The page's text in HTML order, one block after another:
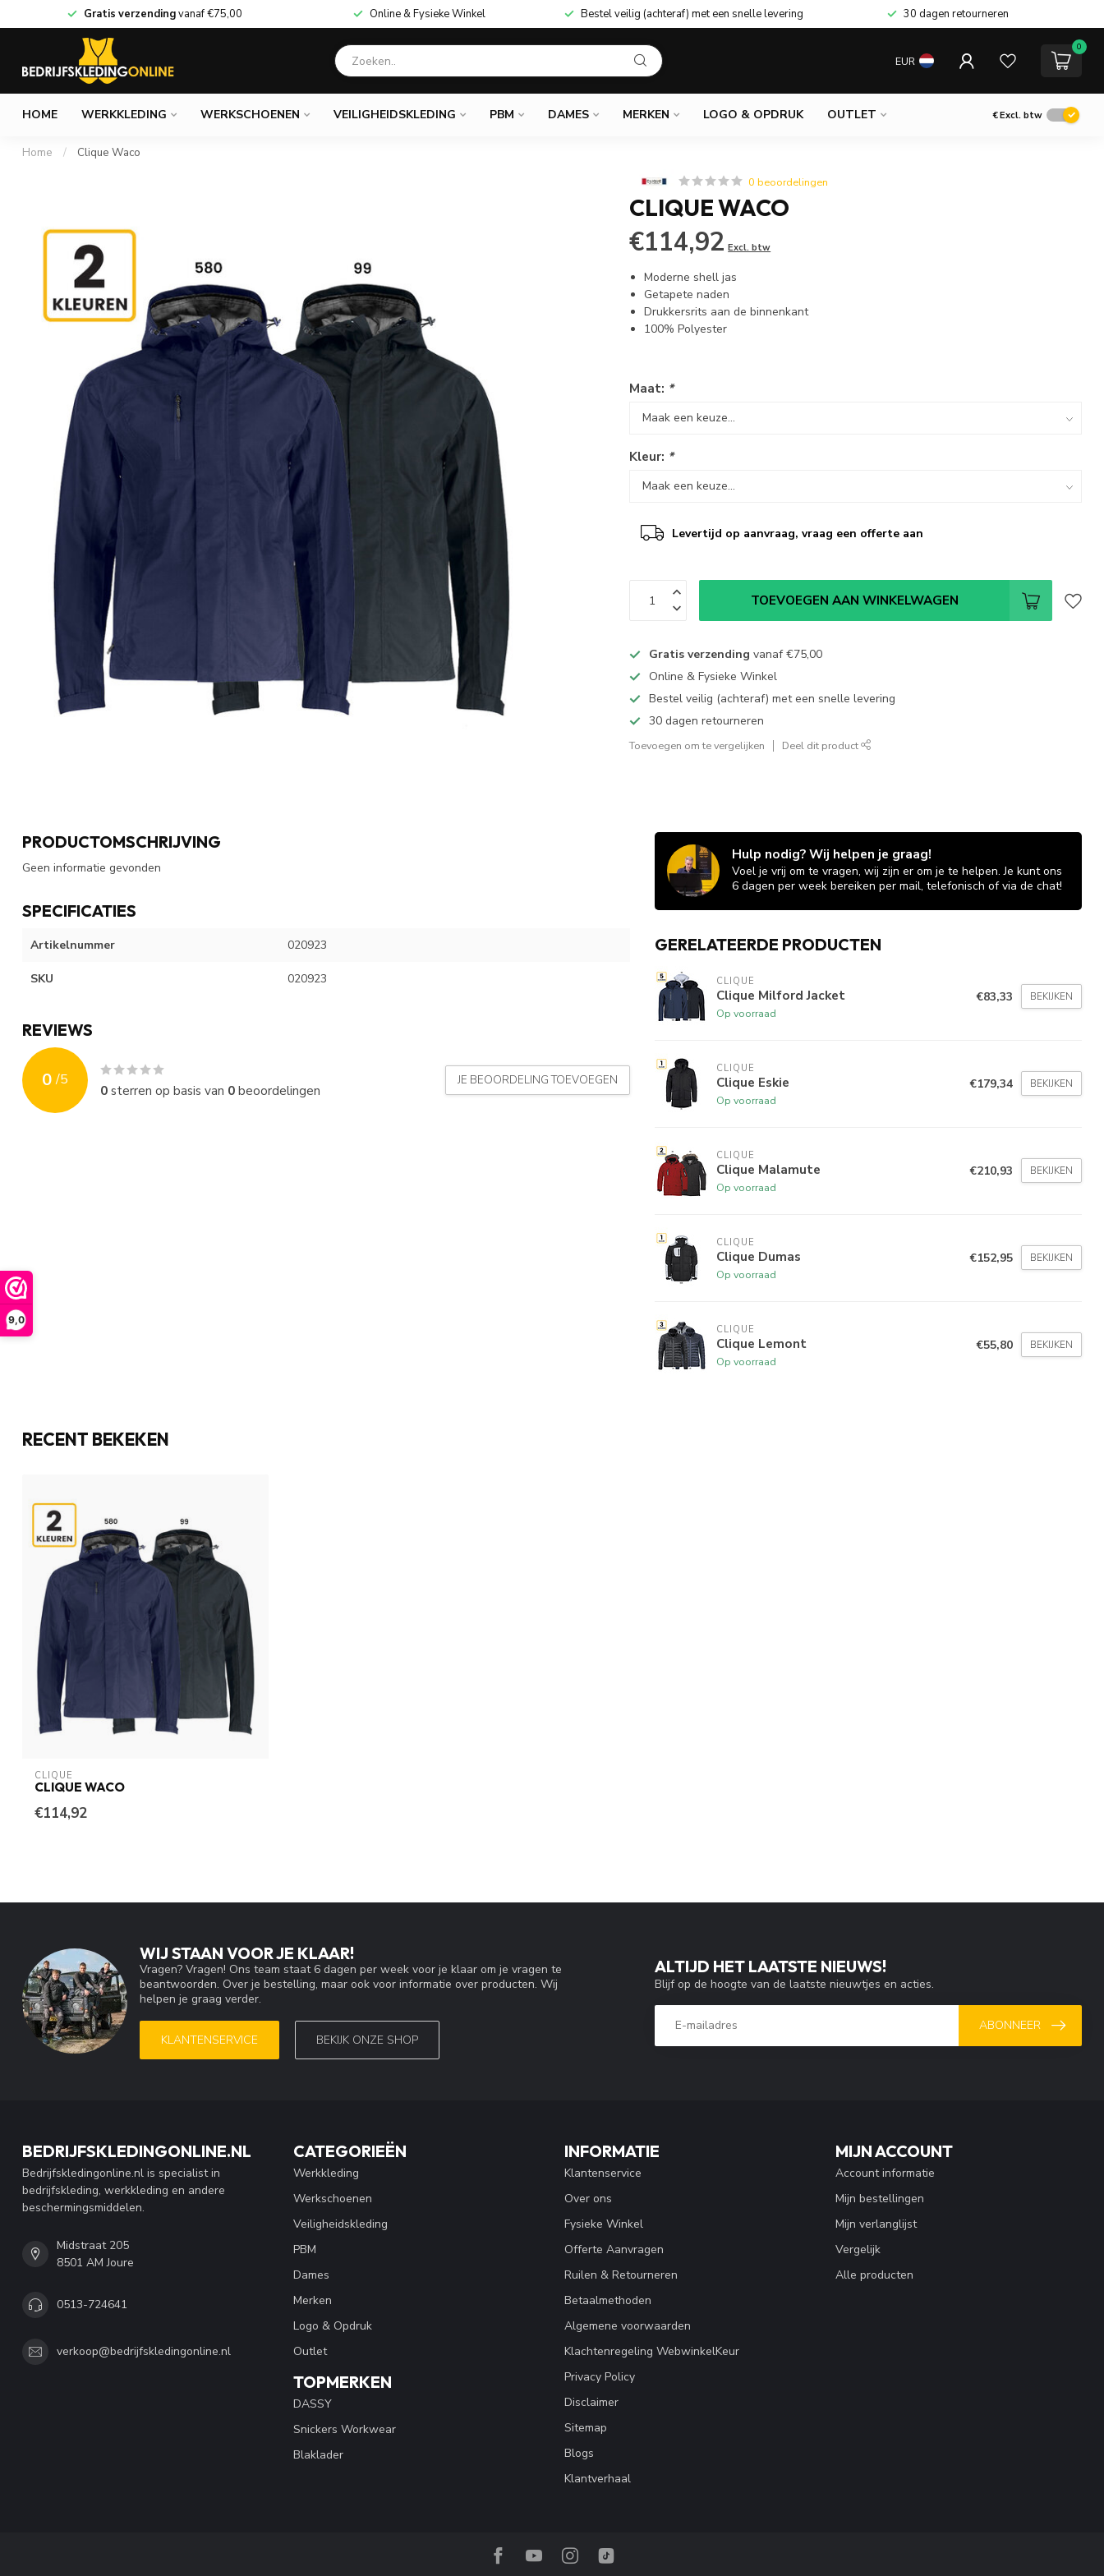
9,0
Gratis verzendingvanaf€75,00 Online & Fysieke Winkel Bestel veilig (achteraf) met een snelle levering 30 dagen retourneren
EUR
0
HOME WERKKLEDING WERKSCHOENEN VEILIGHEIDSKLEDING PBM DAMES MERKEN LOGO & OPDRUK OUTLET €Excl. btw
Home / Clique Waco
0 beoordelingen
CLIQUE WACO
€114,92 Excl. btw
Moderne shell jas
Getapete naden
Drukkersrits aan de binnenkant
100% Polyester
Maat: *
Kleur: *
Levertijd op aanvraag, vraag een offerte aan
TOEVOEGEN AAN WINKELWAGEN
Gratis verzending vanaf€75,00
Online & Fysieke Winkel
Bestel veilig (achteraf) met een snelle levering
30 dagen retourneren
Toevoegen om te vergelijken Deel dit product
PRODUCTOMSCHRIJVING
Geen informatie gevonden
SPECIFICATIES
Artikelnummer 020923
SKU 020923
REVIEWS
0 /5
0sterren op basis van 0beoordelingen
JE BEOORDELING TOEVOEGEN
Hulp nodig? Wij helpen je graag!
Voel je vrij om te vragen, wij zijn er om je te helpen. Je kunt ons
6 dagen per week bereiken per mail, telefonisch of via de chat!
GERELATEERDE PRODUCTEN
CLIQUE
Clique Milford Jacket
Op voorraad
€83,33 BEKIJKEN
CLIQUE
Clique Eskie
Op voorraad
€179,34 BEKIJKEN
CLIQUE
Clique Malamute
Op voorraad
€210,93 BEKIJKEN
CLIQUE
Clique Dumas
Op voorraad
€152,95 BEKIJKEN
CLIQUE
Clique Lemont
Op voorraad
€55,80 BEKIJKEN
RECENT BEKEKEN
CLIQUE
CLIQUE WACO
€114,92
WIJ STAAN VOOR JE KLAAR!
Vragen? Vragen! Ons team staat 6 dagen per week voor je klaar om je vragen te
beantwoorden. Over je bestelling, maar ook voor informatie over producten. Wij
helpen je graag verder.
KLANTENSERVICE BEKIJK ONZE SHOP
ALTIJD HET LAATSTE NIEUWS!
Blijf op de hoogte van de laatste nieuwtjes en acties.
ABONNEER
BEDRIJFSKLEDINGONLINE.NL
Bedrijfskledingonline.nl is specialist in
bedrijfskleding, werkkleding en andere
beschermingsmiddelen.
Midstraat 205
8501 AM Joure
0513-724641
verkoop@bedrijfskledingonline.nl
CATEGORIEËN
Werkkleding
Werkschoenen
Veiligheidskleding
PBM
Dames
Merken
Logo & Opdruk
Outlet
TOPMERKEN
DASSY
Snickers Workwear
Blaklader
INFORMATIE
Klantenservice
Over ons
Fysieke Winkel
Offerte Aanvragen
Ruilen & Retourneren
Betaalmethoden
Algemene voorwaarden
Klachtenregeling WebwinkelKeur
Privacy Policy
Disclaimer
Sitemap
Blogs
Klantverhaal
MIJN ACCOUNT
Account informatie
Mijn bestellingen
Mijn verlanglijst
Vergelijk
Alle producten